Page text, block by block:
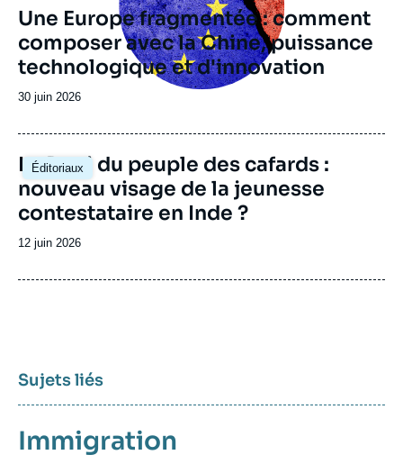
Une Europe fragmentée : comment
composer avec la Chine, puissance
technologique et d'innovation
Date
publication
30 juin 2026
Éditoriaux
Image
principale
Le Parti du peuple des cafards :
nouveau visage de la jeunesse
contestataire en Inde ?
Date
publication
12 juin 2026
Sujets liés
Immigration